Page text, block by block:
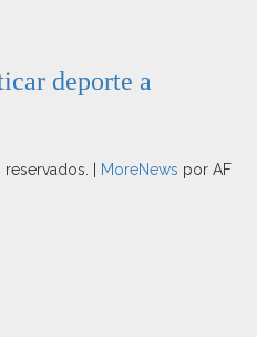
deporte a
MoreNews por AF